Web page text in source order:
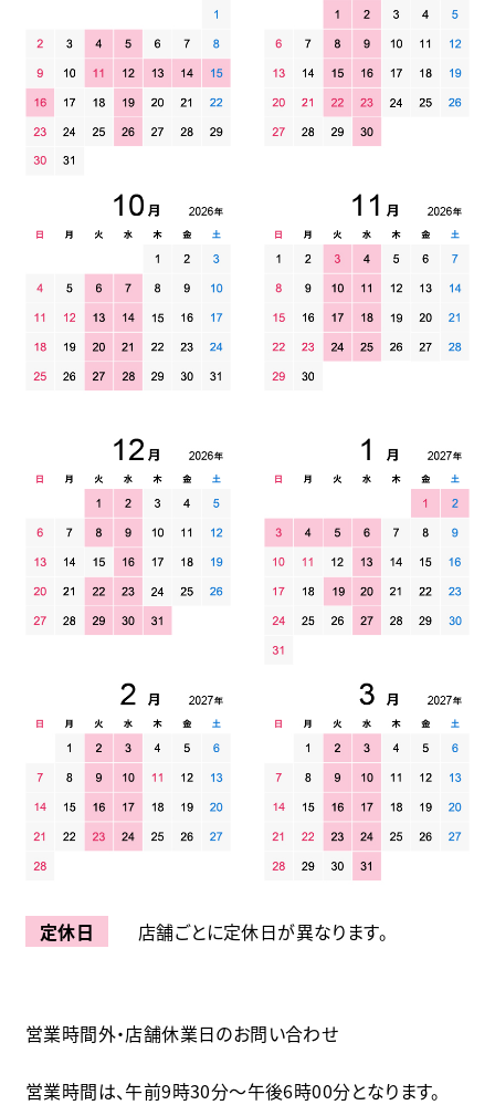
定休日 店舗ごとに定休日が異なります。
営業時間外・店舗休業日のお問い合わせ
営業時間は、午前9時30分〜午後6時00分となります。